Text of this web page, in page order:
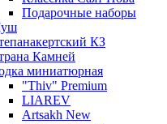
Подарочные наборы
КЗ
Камней
миниатюрная
"Thiv" Premium
LIAREV
Artsakh New